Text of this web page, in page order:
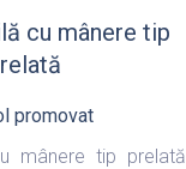
cu mânere tip
promovat
mânere tip prelată